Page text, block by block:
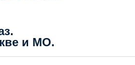
и МО.